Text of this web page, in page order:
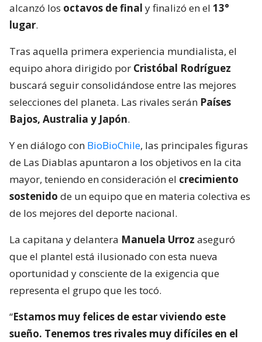
alcanzó los octavos de final y finalizó en el 13°
lugar.
Tras aquella primera experiencia mundialista, el
equipo ahora dirigido por Cristóbal Rodríguez
buscará seguir consolidándose entre las mejores
selecciones del planeta. Las rivales serán Países
Bajos, Australia y Japón.
Y en diálogo con BioBioChile, las principales figuras
de Las Diablas apuntaron a los objetivos en la cita
mayor, teniendo en consideración el crecimiento
sostenido de un equipo que en materia colectiva es
de los mejores del deporte nacional.
La capitana y delantera Manuela Urroz aseguró
que el plantel está ilusionado con esta nueva
oportunidad y consciente de la exigencia que
representa el grupo que les tocó.
“Estamos muy felices de estar viviendo este
sueño. Tenemos tres rivales muy difíciles en el